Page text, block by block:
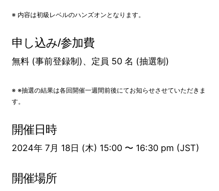
※ 内容は初級レベルのハンズオンとなります。
申し込み/参加費
無料 (事前登録制)、定員 50 名 (抽選制)
※ ※抽選の結果は各回開催一週間前後にてお知らせさせていただきま
す。
開催日時
2024年 7月 18日 (木) 15:00 〜 16:30 pm (JST)
開催場所